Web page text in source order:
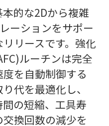
的な2Dから複雑
ーションをサポー
リースです。強化
ルーチンは完全
を自動制御する
代を最適化し、
の短縮、工具寿
換回数の減少を